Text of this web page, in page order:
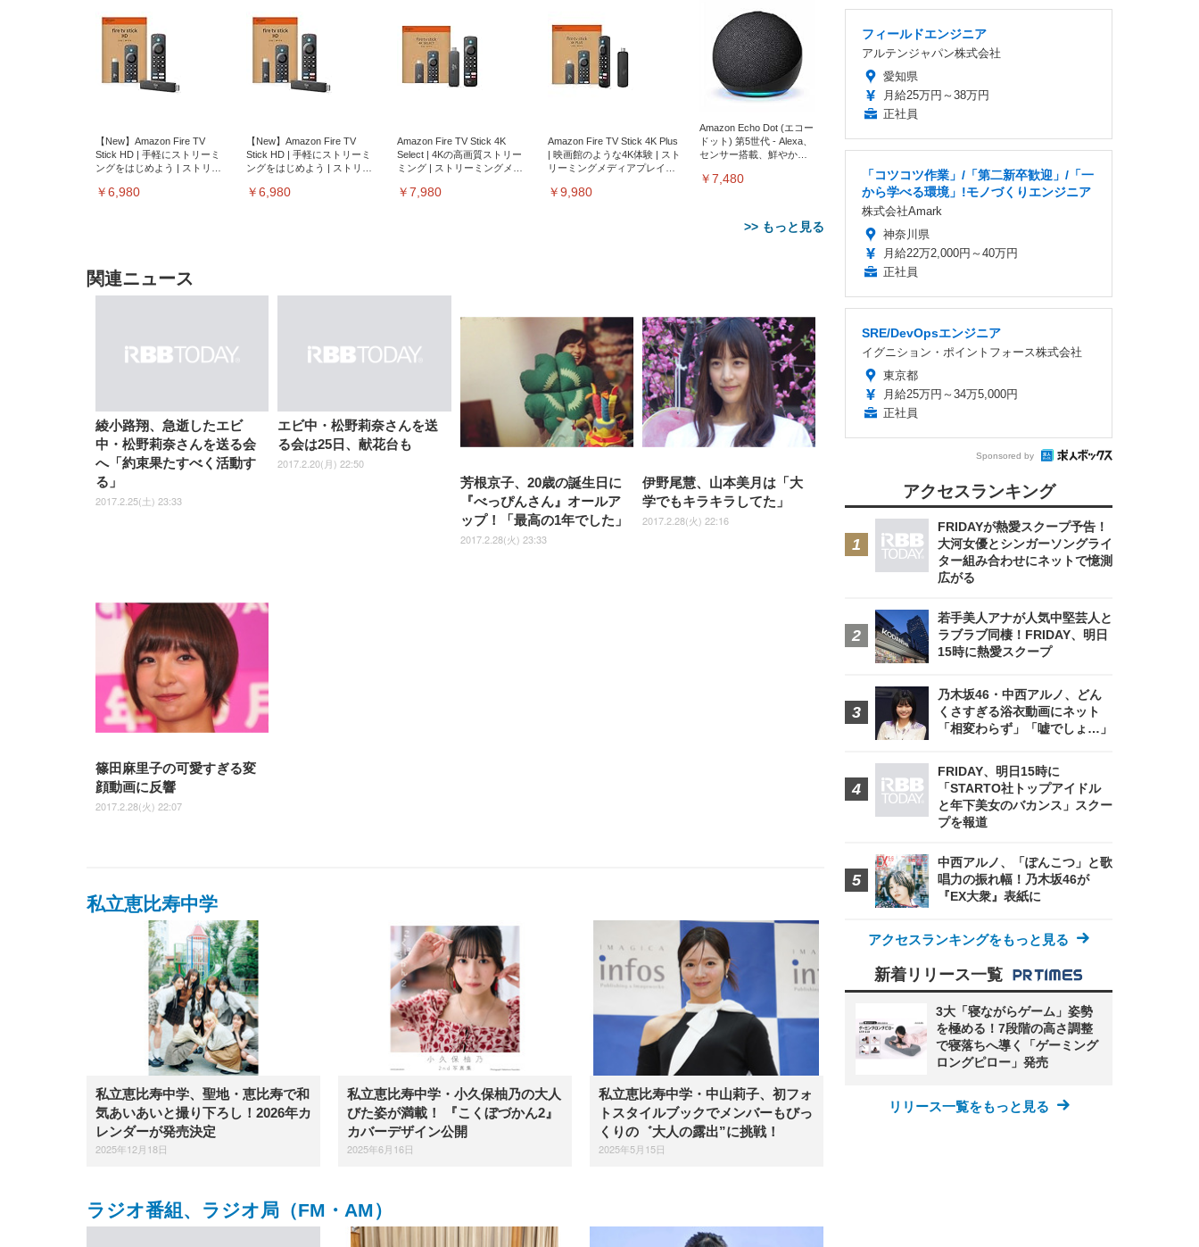
【New】Amazon Fire TV
Stick HD | 手軽にストリーミ
ングをはじめよう | ストリー
￥6,980
【New】Amazon Fire TV
Stick HD | 手軽にストリーミ
ングをはじめよう | ストリー
￥6,980
Amazon Fire TV Stick 4K
Select | 4Kの高画質ストリー
ミング | ストリーミングメデ
￥7,980
Amazon Fire TV Stick 4K Plus
| 映画館のような4K体験 | スト
リーミングメディアプレイヤ
￥9,980
Amazon Echo Dot (エコー
ドット) 第5世代 - Alexa、
センサー搭載、鮮やかな
￥7,480
>> もっと見る
子 テレワーク 疲れない 跳ね
上げ式アームレスト コンパク
ト 約105度ロッキング pc 事務
椅子 360度回転 座面昇降 強化
ナイロン樹脂ベース 通気性メ
ッシュ 在宅ワーク H-
WY01(黒網+黒枠+黒足)
￥5,699
ア 人間工学 疲れない ブラッ
ク
￥27,999
Sezlife オフィスチェア デスク
チェア 疲れない テレワーク
チェア 強化バックレスト 30
度ロッキング機能 人間工学 椅
ト ハンガー付き 高反発クッシ
ョン PCチェア 通気性メッシ
ュ ゲーミング/勉強/事務用 お
しゃれ パソコンチェア (ブラ
￥7,680
Sezlife オフィスチェア デスク
チェア 疲れない テレワーク
チェア 強化バックレスト 30度
ロッキング機能 人間工学 椅子
ハンガー付き 高反発クッショ
ン PCチェア 通気性メッシュ
ゲーミング/勉強/事務用 おし
ゃれ パソコンチェア (ホワイ
ANDWINT オフィスチェ
ア デスクチェア 肘なし メ
ッシュ 通気性 ランバーサ
ポート付き 腰サポート ガ
ス圧無段階昇降 360度回
クト 幅52×奥行58.5×高さ
84～96cm テレワーク 在
宅勤務 ブラック
￥4,139
EV3240X-WT | 31.5型4K
UHD・USB Type-C・ホワイ
ト
￥105,595
EV2740X-WT | 27.0型4K
UHD・USB Type-C・ホワイ
ト
￥109,572
ニター DualSense 充電フッ
ク付き（CFI-ZDM1J）
￥49,979
【整備済み品】Dell
E2724HS 27インチ 液晶モ
ニター フル
HD（1920×1080）VA 非光
沢 HDMI/DisplayPort/VGA
ComfortView ビジネス向け
￥15,800
【MiniLED/24.5inch/280Hz/FHD】
GRAPHT THE SHOOTER
Gaming Monitor 24” Essential ゲ
ーミングモニター QD 24.5インチ
1ms FHD 量子ドット 残像低減 (3
￥34,980
ーツ 薄型 レギュラー 1回使い
捨て 無香料 ホワイト 300枚
￥3,373
枚) ホワイト(吸収面:ライトブ
ルー)
￥3,234
ネオ・ルーライフ ネオ・オム
ツ L 中型犬用 26枚入り 単品
￥1,800
Smart Basic(スマートベーシ
ック) 【Amazon.co.jp限定】
Smart Basic アイリスオーヤマ
ペットシーツ 超厚型 お徳用
アイリスオーヤマ ペット
シーツ 超厚型 お徳用 レギ
ュラー 200枚入
【Amazon.co.jp限定】
￥3,731
関連ニュース
綾小路翔、急逝したエビ
中・松野莉奈さんを送る会
へ「約束果たすべく活動す
る」
2017.2.25(土) 23:33
エビ中・松野莉奈さんを送
る会は25日、献花台も
2017.2.20(月) 22:50
芳根京子、20歳の誕生日に
『べっぴんさん』オールア
ップ！「最高の1年でした」
2017.2.28(火) 23:33
伊野尾慧、山本美月は「大
学でもキラキラしてた」
2017.2.28(火) 22:16
篠田麻里子の可愛すぎる変
顔動画に反響
2017.2.28(火) 22:07
私立恵比寿中学
私立恵比寿中学、聖地・恵比寿で和
気あいあいと撮り下ろし！2026年カ
レンダーが発売決定
2025年12月18日
私立恵比寿中学・小久保柚乃の大人
びた姿が満載！ 『こくぼづかん2』
カバーデザイン公開
2025年6月16日
私立恵比寿中学・中山莉子、初フォ
トスタイルブックでメンバーもびっ
くりの゛大人の露出”に挑戦！
2025年5月15日
ラジオ番組、ラジオ局（FM・AM）
フィールドエンジニア
アルテンジャパン株式会社
愛知県
月給25万円～38万円
正社員
「コツコツ作業」/「第二新卒歓迎」/「一
から学べる環境」!モノづくりエンジニア
株式会社Amark
神奈川県
月給22万2,000円～40万円
正社員
SRE/DevOpsエンジニア
イグニション・ポイントフォース株式会社
東京都
月給25万円～34万5,000円
正社員
Sponsored by
アクセスランキング
FRIDAYが熱愛スクープ予告！
大河女優とシンガーソングライ
ター組み合わせにネットで憶測
広がる
若手美人アナが人気中堅芸人と
ラブラブ同棲！FRIDAY、明日
15時に熱愛スクープ
乃木坂46・中西アルノ、どん
くさすぎる浴衣動画にネット
「相変わらず」「嘘でしょ…」
FRIDAY、明日15時に
「STARTO社トップアイドル
と年下美女のバカンス」スクー
プを報道
中西アルノ、「ぽんこつ」と歌
唱力の振れ幅！乃木坂46が
『EX大衆』表紙に
アクセスランキングをもっと見る
新着リリース一覧
3大「寝ながらゲーム」姿勢
を極める！7段階の高さ調整
で寝落ちへ導く「ゲーミング
ロングピロー」発売
リリース一覧をもっと見る